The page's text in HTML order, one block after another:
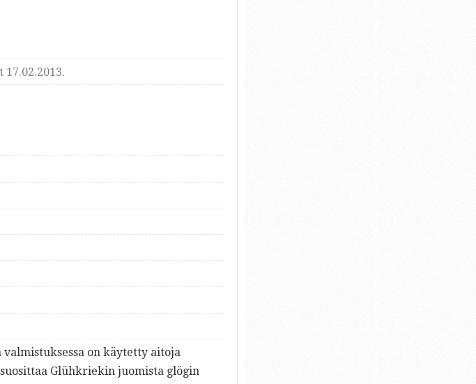
on käytetty aitoja
Glühkriekin juomista glögin